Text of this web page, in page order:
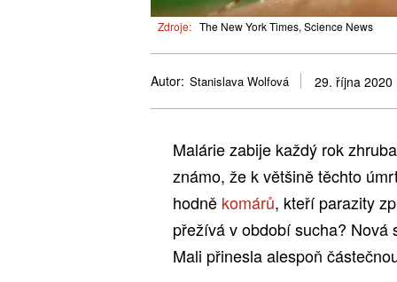
Zdroje: The New York Times, Science News
Autor: Stanislava Wolfová 29. října 2020
Malárie zabije každý rok
známo, že k většině těchto
hodně komárů, kteří parazity
přežívá v období sucha? Nová
Mali přinesla alespoň